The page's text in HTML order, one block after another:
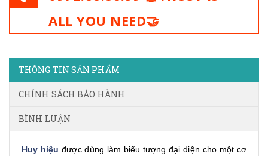
ALL YOU NEED🤝
THÔNG TIN SẢN PHẨM
CHÍNH SÁCH BẢO HÀNH
BÌNH LUẬN
Huy hiệu được dùng làm biểu tượng đại diện cho một cơ